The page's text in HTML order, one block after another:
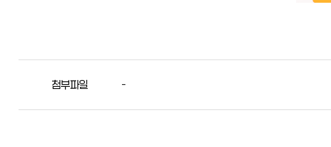
첨부파일 -